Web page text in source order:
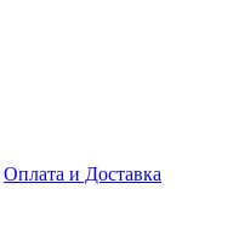
Оплата и Доставка